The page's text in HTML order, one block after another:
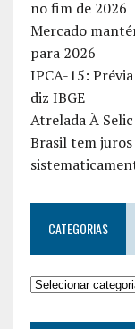
no fim de 2026
Mercado
para 2026
IPCA-15:
diz IBGE
Atrelada À
Brasil tem juros
CATEGORIAS